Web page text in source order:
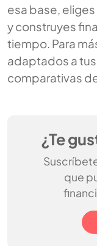
esa base,
y construyes
tiempo. Para
adaptados a
comparativas
¿Te
que